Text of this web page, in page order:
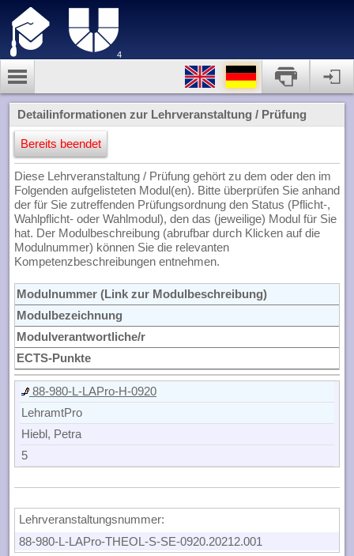
4
Detailinformationen zur Lehrveranstaltung / Prüfung
Bereits beendet
Diese Lehrveranstaltung / Prüfung gehört zu dem oder den im
Folgenden aufgelisteten Modul(en). Bitte überprüfen Sie anhand
der für Sie zutreffenden Prüfungsordnung den Status (Pflicht-,
Wahlpflicht- oder Wahlmodul), den das (jeweilige) Modul für Sie
hat. Der Modulbeschreibung (abrufbar durch Klicken auf die
Modulnummer) können Sie die relevanten
Kompetenzbeschreibungen entnehmen.
Modulnummer (Link zur Modulbeschreibung)
Modulbezeichnung
Modulverantwortliche/r
ECTS-Punkte
88-980-L-LAPro-H-0920
LehramtPro
Hiebl, Petra
5
Lehrveranstaltungsnummer:
88-980-L-LAPro-THEOL-S-SE-0920.20212.001